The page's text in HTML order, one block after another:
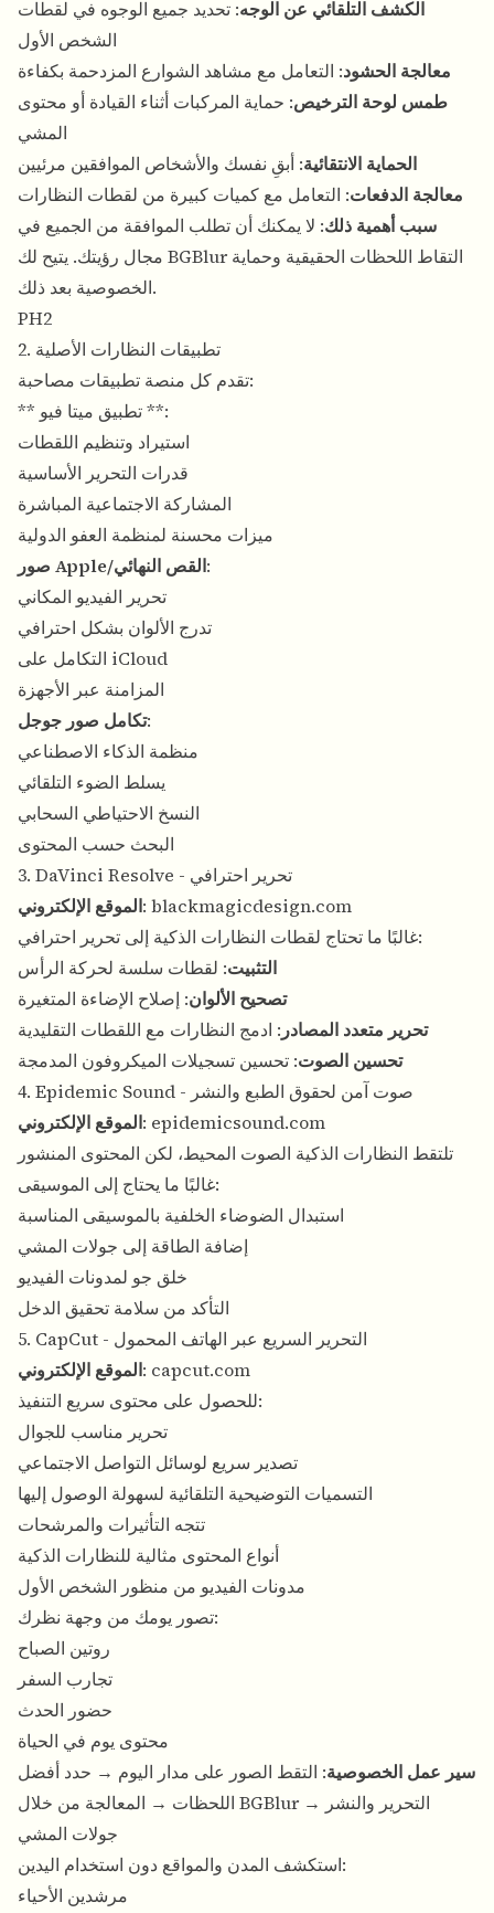
الكشف التلقائي عن الوجه: تحديد جميع الوجوه في لقطات
الشخص الأول
معالجة الحشود: التعامل مع مشاهد الشوارع المزدحمة بكفاءة
طمس لوحة الترخيص: حماية المركبات أثناء القيادة أو محتوى
المشي
الحماية الانتقائية: أبقِ نفسك والأشخاص الموافقين مرئيين
معالجة الدفعات: التعامل مع كميات كبيرة من لقطات النظارات
سبب أهمية ذلك: لا يمكنك أن تطلب الموافقة من الجميع في
مجال رؤيتك. يتيح لك BGBlur التقاط اللحظات الحقيقية وحماية
الخصوصية بعد ذلك.
PH2
2. تطبيقات النظارات الأصلية
تقدم كل منصة تطبيقات مصاحبة:
** تطبيق ميتا فيو **:
استيراد وتنظيم اللقطات
قدرات التحرير الأساسية
المشاركة الاجتماعية المباشرة
ميزات محسنة لمنظمة العفو الدولية
صور Apple/القص النهائي:
تحرير الفيديو المكاني
تدرج الألوان بشكل احترافي
التكامل على iCloud
المزامنة عبر الأجهزة
تكامل صور جوجل:
منظمة الذكاء الاصطناعي
يسلط الضوء التلقائي
النسخ الاحتياطي السحابي
البحث حسب المحتوى
3. DaVinci Resolve - تحرير احترافي
الموقع الإلكتروني: blackmagicdesign.com
غالبًا ما تحتاج لقطات النظارات الذكية إلى تحرير احترافي:
التثبيت: لقطات سلسة لحركة الرأس
تصحيح الألوان: إصلاح الإضاءة المتغيرة
تحرير متعدد المصادر : ادمج النظارات مع اللقطات التقليدية
تحسين الصوت: تحسين تسجيلات الميكروفون المدمجة
4. Epidemic Sound - صوت آمن لحقوق الطبع والنشر
الموقع الإلكتروني: epidemicsound.com
تلتقط النظارات الذكية الصوت المحيط، لكن المحتوى المنشور
غالبًا ما يحتاج إلى الموسيقى:
استبدال الضوضاء الخلفية بالموسيقى المناسبة
إضافة الطاقة إلى جولات المشي
خلق جو لمدونات الفيديو
التأكد من سلامة تحقيق الدخل
5. CapCut - التحرير السريع عبر الهاتف المحمول
الموقع الإلكتروني: capcut.com
للحصول على محتوى سريع التنفيذ:
تحرير مناسب للجوال
تصدير سريع لوسائل التواصل الاجتماعي
التسميات التوضيحية التلقائية لسهولة الوصول إليها
تتجه التأثيرات والمرشحات
أنواع المحتوى مثالية للنظارات الذكية
مدونات الفيديو من منظور الشخص الأول
تصور يومك من وجهة نظرك:
روتين الصباح
تجارب السفر
حضور الحدث
محتوى يوم في الحياة
سير عمل الخصوصية: التقط الصور على مدار اليوم → حدد أفضل
اللحظات → المعالجة من خلال BGBlur → التحرير والنشر
جولات المشي
استكشف المدن والمواقع دون استخدام اليدين:
مرشدين الأحياء